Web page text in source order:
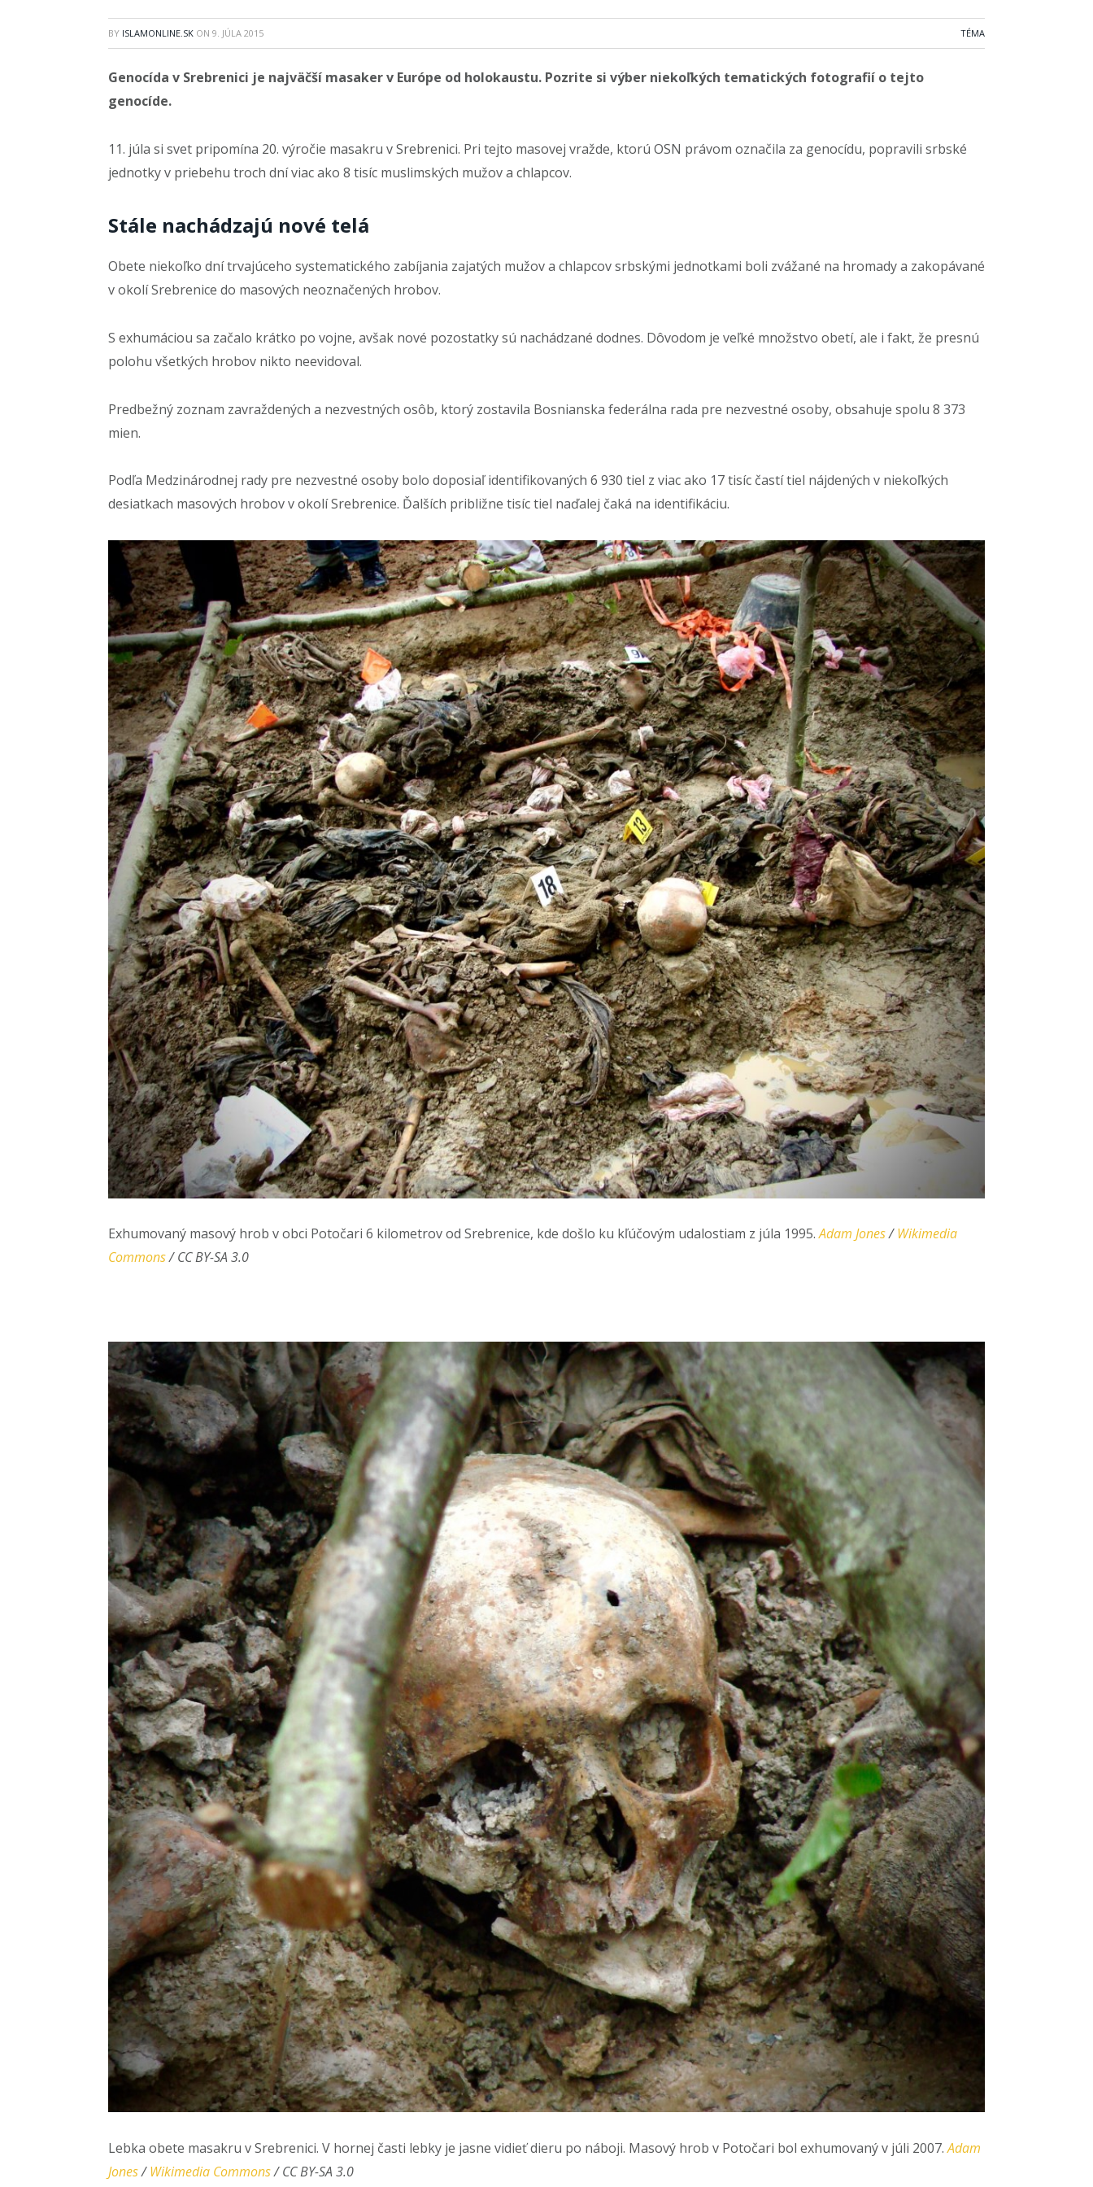
BY ISLAMONLINE.SK ON 9. JÚLA 2015 TÉMA
Genocída v Srebrenici je najväčší masaker v Európe od holokaustu. Pozrite si výber niekoľkých tematických fotografií o tejto
genocíde.
11. júla si svet pripomína 20. výročie masakru v Srebrenici. Pri tejto masovej vražde, ktorú OSN právom označila za genocídu, popravili srbské
jednotky v priebehu troch dní viac ako 8 tisíc muslimských mužov a chlapcov.
Stále nachádzajú nové telá
Obete niekoľko dní trvajúceho systematického zabíjania zajatých mužov a chlapcov srbskými jednotkami boli zvážané na hromady a zakopávané
v okolí Srebrenice do masových neoznačených hrobov.
S exhumáciou sa začalo krátko po vojne, avšak nové pozostatky sú nachádzané dodnes. Dôvodom je veľké množstvo obetí, ale i fakt, že presnú
polohu všetkých hrobov nikto neevidoval.
Predbežný zoznam zavraždených a nezvestných osôb, ktorý zostavila Bosnianska federálna rada pre nezvestné osoby, obsahuje spolu 8 373
mien.
Podľa Medzinárodnej rady pre nezvestné osoby bolo doposiaľ identifikovaných 6 930 tiel z viac ako 17 tisíc častí tiel nájdených v niekoľkých
desiatkach masových hrobov v okolí Srebrenice. Ďalších približne tisíc tiel naďalej čaká na identifikáciu.
Exhumovaný masový hrob v obci Potočari 6 kilometrov od Srebrenice, kde došlo ku kľúčovým udalostiam z júla 1995.Adam Jones/Wikimedia
Commons/ CC BY-SA 3.0
Lebka obete masakru v Srebrenici. V hornej časti lebky je jasne vidieť dieru po náboji. Masový hrob v Potočari bol exhumovaný v júli 2007.Adam
Jones/Wikimedia Commons/ CC BY-SA 3.0